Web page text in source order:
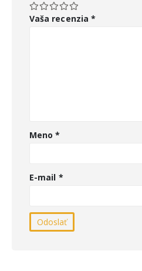
Vaša recenzia *
Meno*
E-mail *